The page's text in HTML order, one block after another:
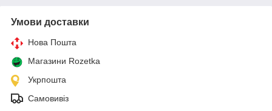
Умови доставки
Нова Пошта
Магазини Rozetka
Укрпошта
Самовивіз